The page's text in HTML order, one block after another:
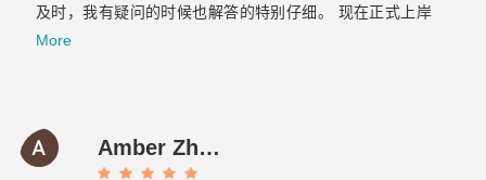
及时，我有疑问的时候也解答的特别仔细。 现在正式上岸
啦，非常感谢你们整个团队的帮助～有朋友的需要的话我也
More
Amber Zhang